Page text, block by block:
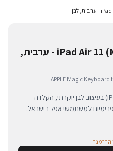
Magic Keyboard ל-iPad Air 11 (M3) - ערבית,
APPLE Magic Keyboard
המקלדת המושלמת ל-iPad Air 11 (M3) בעיצוב לבן יוקרתי, הקלדה
למשתמשי אפל בישראל.
ההזמנה